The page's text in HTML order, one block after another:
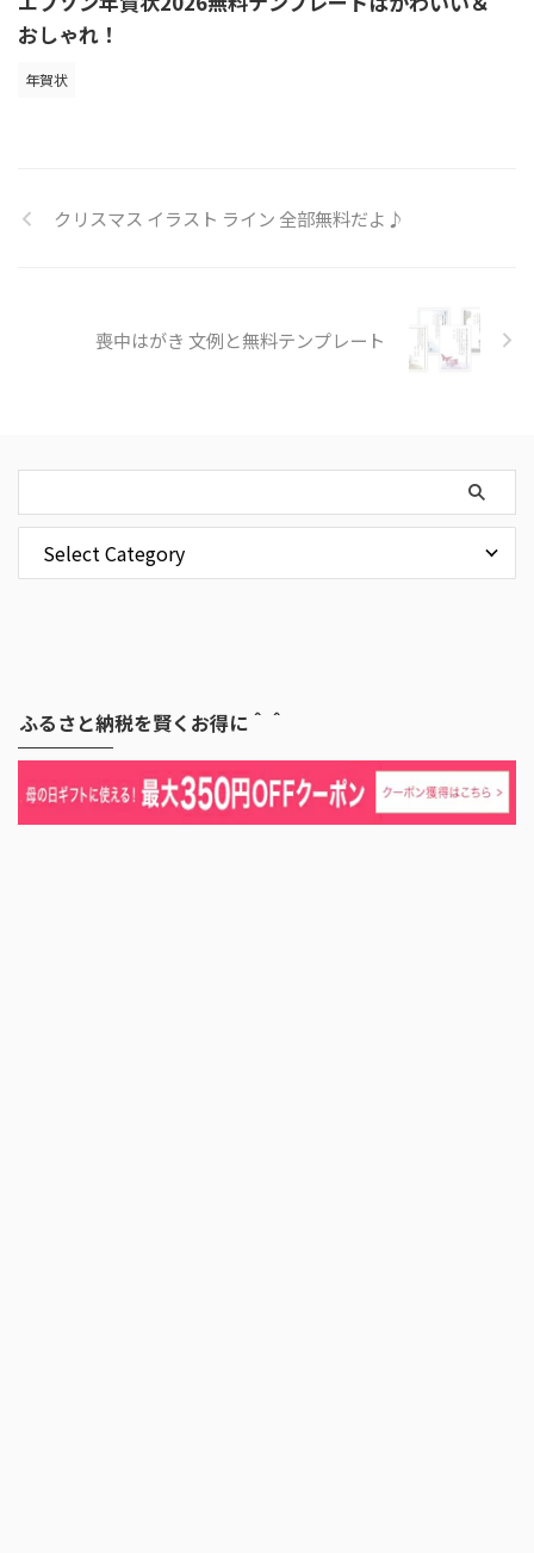
おしゃれ！
年賀状
クリスマス イラスト ライン 全部無料だよ♪
喪中はがき 文例と無料テンプレート
ふるさと納税を賢くお得に＾＾